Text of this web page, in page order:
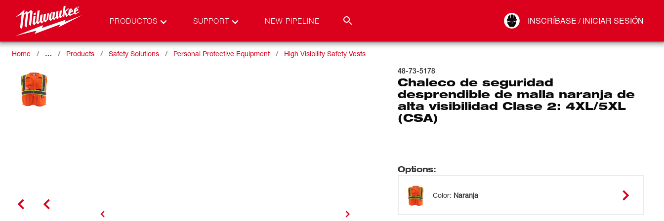
PRODUCTOS SUPPORT NEW PIPELINE INSCRÍBASE / INICIAR SESIÓN
Conectar
Home … Products Safety Solutions Personal Protective Equipment High Visibility Safety Vests
48-73-5178
Chaleco de seguridad
desprendible de malla naranja de
alta visibilidad Clase 2: 4XL/5XL
(CSA)
Options:
Color: Naranja